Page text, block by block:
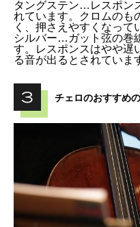
タングステン…レスポン
れています。クロムのも
く、押さえやすくなって
シルバー…ガット弦の巻
す。レスポンスはやや遅
る音が出るとされていま
チェロのおすすめ